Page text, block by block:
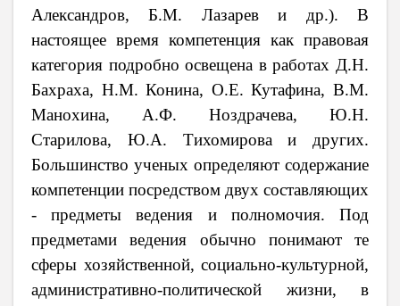
Александров, Б.М. Лазарев и др.). В
настоящее время компетенция как правовая
категория подробно освещена в работах Д.Н.
Бахраха, Н.М. Конина, О.Е. Кутафина, В.М.
Манохина, А.Ф. Ноздрачева, Ю.Н.
Старилова, Ю.А. Тихомирова и других.
Большинство ученых определяют содержание
компетенции посредством двух составляющих
- предметы ведения и полномочия. Под
предметами ведения обычно понимают те
сферы хозяйственной, социально-культурной,
административно-политической жизни, в